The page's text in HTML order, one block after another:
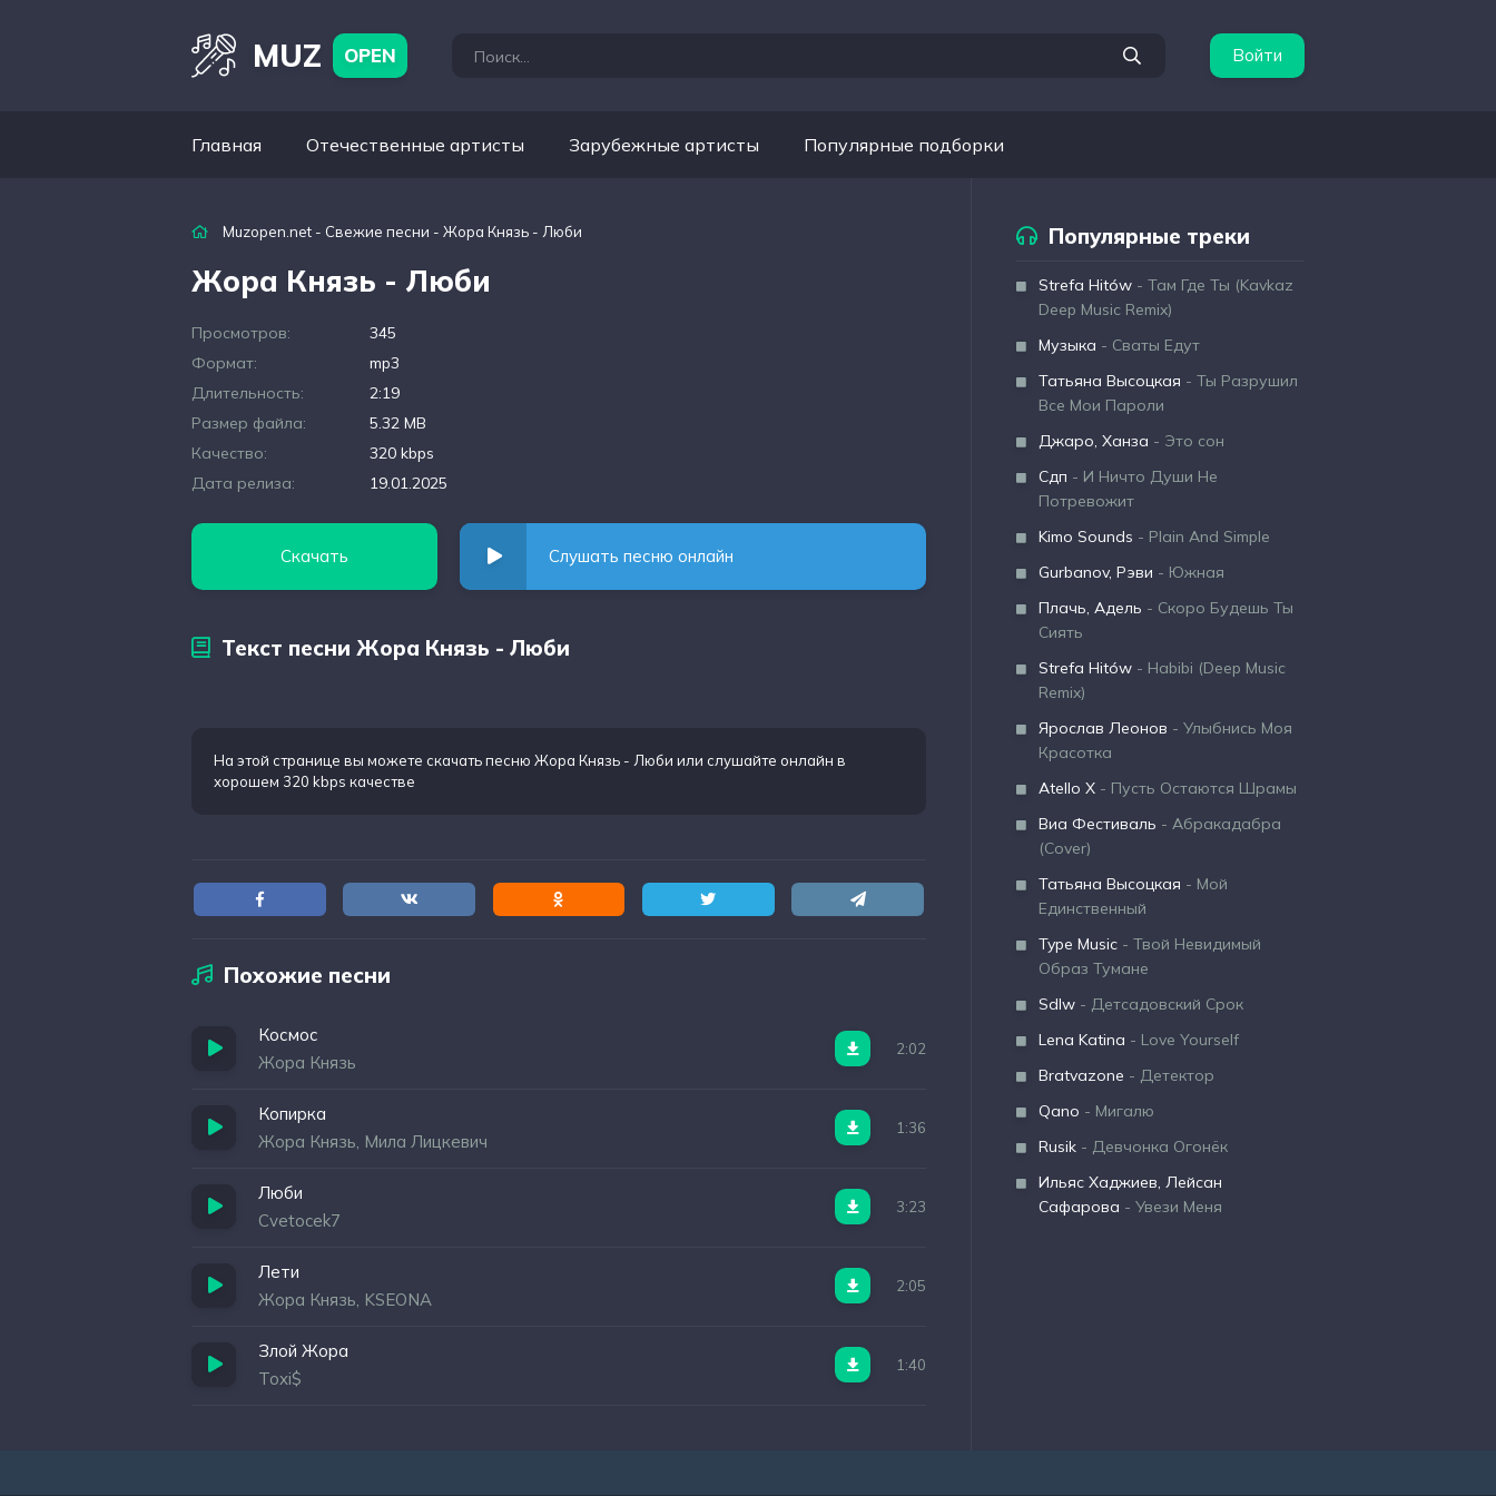
MUZ OPEN Войти
Главная Отечественные артисты Зарубежные артисты Популярные подборки
Muzopen.net - Свежие песни - Жора Князь - Люби
Жора Князь - Люби
Просмотров:
345
Формат:
mp3
Длительность:
2:19
Размер файла:
5.32 MB
Качество:
320 kbps
Дата релиза:
19.01.2025
Скачать Слушать песню онлайн
Текст песни Жора Князь - Люби
На этой странице вы можете скачать песню Жора Князь - Люби или слушайте онлайн в
хорошем 320 kbps качестве
Похожие песни
Космос
Жора Князь
2:02
Копирка
Жора Князь, Мила Лицкевич
1:36
Люби
Cvetocek7
3:23
Лети
Жора Князь, KSEONA
2:05
Злой Жора
Toxi$
1:40
Популярные треки
Strefa Hitów - Там Где Ты (Kavkaz
Deep Music Remix)
Музыка - Сваты Едут
Татьяна Высоцкая - Ты Разрушил
Все Мои Пароли
Джаро, Ханза - Это сон
Сдп - И Ничто Души Не
Потревожит
Kimo Sounds - Plain And Simple
Gurbanov, Рэви - Южная
Плачь, Адель - Скоро Будешь Ты
Сиять
Strefa Hitów - Habibi (Deep Music
Remix)
Ярослав Леонов - Улыбнись Моя
Красотка
Atello X - Пусть Остаются Шрамы
Виа Фестиваль - Абракадабра
(Cover)
Татьяна Высоцкая - Мой
Единственный
Type Music - Твой Невидимый
Образ Тумане
Sdlw - Детсадовский Срок
Lena Katina - Love Yourself
Bratvazone - Детектор
Qano - Мигалю
Rusik - Девчонка Огонёк
Ильяс Хаджиев, Лейсан
Сафарова - Увези Меня